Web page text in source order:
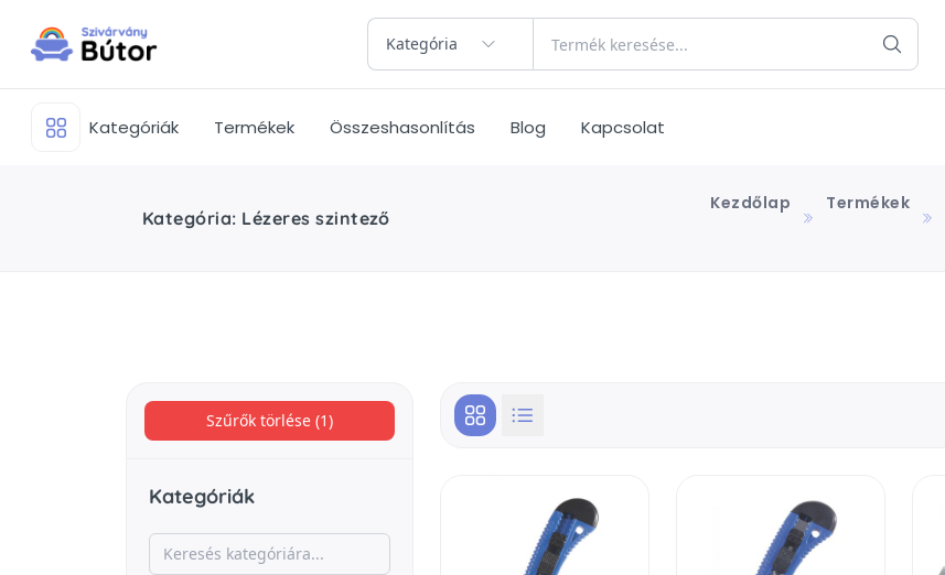
Kategória
Kategóriák Termékek Összeshasonlítás Blog Kapcsolat
Kategória: Lézeres szintező
Kezdőlap Termékek
Szűrők törlése (1)
Kategóriák